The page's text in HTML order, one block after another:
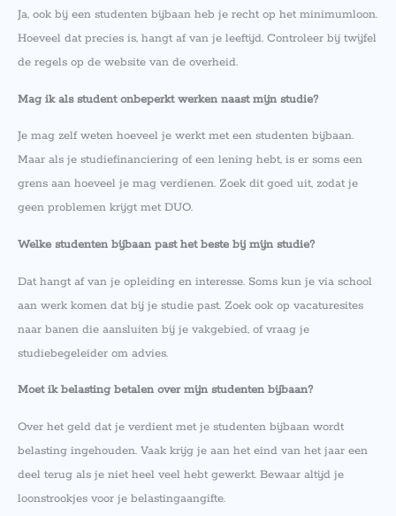
Ja, ook bij een studenten bijbaan heb je recht op het minimumloon.
Hoeveel dat precies is, hangt af van je leeftijd. Controleer bij twijfel
de regels op de website van de overheid.
Mag ik als student onbeperkt werken naast mijn studie?
Je mag zelf weten hoeveel je werkt met een studenten bijbaan.
Maar als je studiefinanciering of een lening hebt, is er soms een
grens aan hoeveel je mag verdienen. Zoek dit goed uit, zodat je
geen problemen krijgt met DUO.
Welke studenten bijbaan past het beste bij mijn studie?
Dat hangt af van je opleiding en interesse. Soms kun je via school
aan werk komen dat bij je studie past. Zoek ook op vacaturesites
naar banen die aansluiten bij je vakgebied, of vraag je
studiebegeleider om advies.
Moet ik belasting betalen over mijn studenten bijbaan?
Over het geld dat je verdient met je studenten bijbaan wordt
belasting ingehouden. Vaak krijg je aan het eind van het jaar een
deel terug als je niet heel veel hebt gewerkt. Bewaar altijd je
loonstrookjes voor je belastingaangifte.